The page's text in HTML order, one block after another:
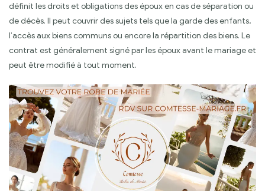
définit les droits et obligations des époux en cas de séparation ou
de décès. Il peut couvrir des sujets tels que la garde des enfants,
l’accès aux biens communs ou encore la répartition des biens. Le
contrat est généralement signé par les époux avant le mariage et
peut être modifié à tout moment.